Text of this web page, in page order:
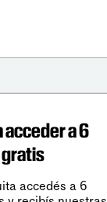
a 6
accedés a 6